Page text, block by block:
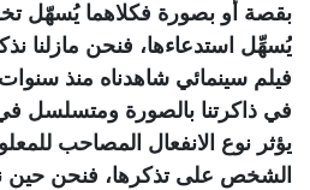
بقصة أو بصورة فكلاهما يُسهّل
يُسهِّل استدعاءها، فنحن مازلنا
فيلم سينمائي شاهدناه منذ
في ذاكرتنا بالصورة ومتسلسل
يؤثر نوع الانفعال المصاحب
الشخص على تذكرها، فنحن حين